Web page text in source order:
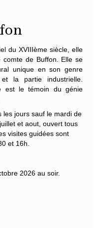
du XVIIIème siècle, elle
comte de Buffon . Elle se
unique en son genre
la partie industrielle.
est le témoin du génie
les jours sauf le mardi de
et aout, ouvert tous
visites guidées sont
et 16h.
2026 au soir.